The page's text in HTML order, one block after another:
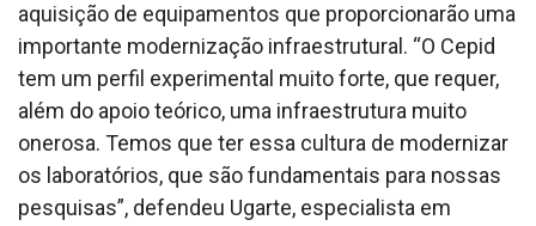
aquisição de equipamentos que proporcionarão uma
importante modernização infraestrutural. “O Cepid
tem um perfil experimental muito forte, que requer,
além do apoio teórico, uma infraestrutura muito
onerosa. Temos que ter essa cultura de modernizar
os laboratórios, que são fundamentais para nossas
pesquisas”, defendeu Ugarte, especialista em